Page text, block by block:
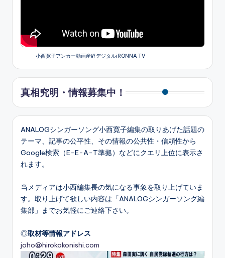
小西寛子アンカー動画産経デジタルiRONNA TV
真相究明・情報募集中！
ANALOGシンガーソング小西寛子編集の取りあげた話題の
テーマ、記事の公平性、その情報の公共性・信頼性から
Google検索（E-E-A-T準拠）などにクエリ上位に表示さ
れます。
当メディアは小西編集長の気になる事象を取り上げていま
す。取り上げて欲しい内容は「ANALOGシンガーソング編
集部」までお気軽にご連絡下さい。
◎取材等情報アドレス
joho@hirokokonishi.com